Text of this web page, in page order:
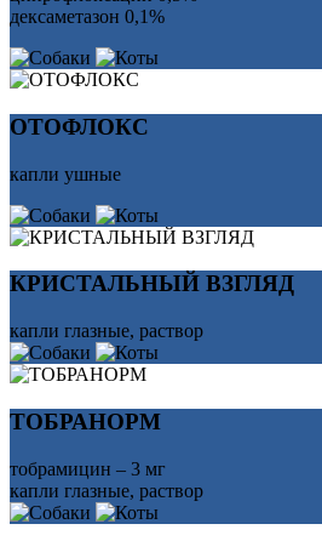
дексаметазон 0,1%
ОТОФЛОКС
капли ушные
КРИСТАЛЬНЫЙ ВЗГЛЯД
капли глазные, раствор
ТОБРАНОРМ
тобрамицин – 3 мг
капли глазные, раствор